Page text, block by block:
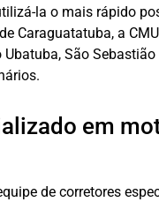
la o mais rápido
Caraguatatuba, a
São
em
de corretores